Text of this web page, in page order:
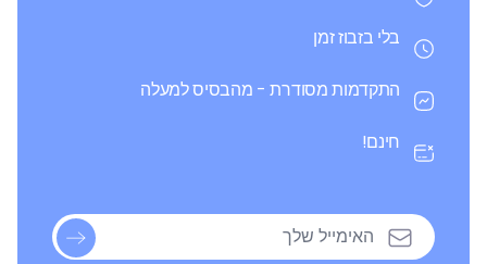
בלי בזבוז זמן
התקדמות מסודרת - מהבסיס למעלה
חינם!